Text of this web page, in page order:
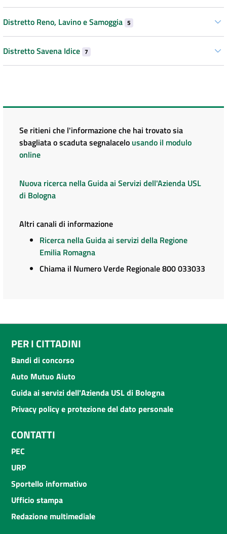
Distretto Reno, Lavino e Samoggia 5
Distretto Savena Idice 7
Se ritieni che l'informazione che hai trovato sia
sbagliata o scaduta segnalacelo usando il modulo
online
Nuova ricerca nella Guida ai Servizi dell'Azienda USL
di Bologna
Altri canali di informazione
Ricerca nella Guida ai servizi della Regione
Emilia Romagna
Chiama il Numero Verde Regionale 800 033033
PER I CITTADINI
Bandi di concorso
Auto Mutuo Aiuto
Guida ai servizi dell'Azienda USL di Bologna
Privacy policy e protezione del dato personale
CONTATTI
PEC
URP
Sportello informativo
Ufficio stampa
Redazione multimediale